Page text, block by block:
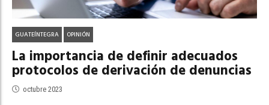
GUATEÍNTEGRA OPINIÓN
La importancia de definir adecuados
protocolos de derivación de denuncias
octubre 2023